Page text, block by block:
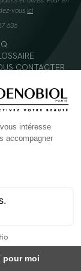
vous ici
636
CONTACTER
PAR JOUR -
varié et équilibré.
avant l'utilisation.